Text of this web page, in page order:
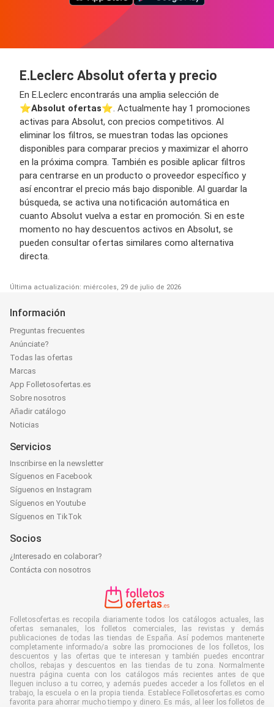
E.Leclerc Absolut oferta y precio
En E.Leclerc encontrarás una amplia selección de
⭐️Absolut ofertas⭐️. Actualmente hay 1 promociones
activas para Absolut, con precios competitivos. Al
eliminar los filtros, se muestran todas las opciones
disponibles para comparar precios y maximizar el ahorro
en la próxima compra. También es posible aplicar filtros
para centrarse en un producto o proveedor específico y
así encontrar el precio más bajo disponible. Al guardar la
búsqueda, se activa una notificación automática en
cuanto Absolut vuelva a estar en promoción. Si en este
momento no hay descuentos activos en Absolut, se
pueden consultar ofertas similares como alternativa
directa.
Última actualización: miércoles, 29 de julio de 2026
Información
Preguntas frecuentes
Anúnciate?
Todas las ofertas
Marcas
App Folletosofertas.es
Sobre nosotros
Añadir catálogo
Noticias
Servicios
Inscribirse en la newsletter
Síguenos en Facebook
Síguenos en Instagram
Síguenos en Youtube
Síguenos en TikTok
Socios
¿Interesado en colaborar?
Contácta con nosotros
Folletosofertas.es recopila diariamente todos los catálogos actuales, las
ofertas semanales, los folletos comerciales, las revistas y demás
publicaciones de todas las tiendas de España. Así podemos mantenerte
completamente informado/a sobre las promociones de los folletos, los
descuentos y las ofertas que te interesan y también puedes encontrar
chollos, rebajas y descuentos en las tiendas de tu zona. Normalmente
nuestra página cuenta con los catálogos más recientes antes de que
lleguen incluso a tu correo, y además puedes acceder a los folletos en el
trabajo, la escuela o en la propia tienda. Establece Folletosofertas.es como
favorita para ahorrar mucho tiempo y dinero. Es más, al leer los folletos de